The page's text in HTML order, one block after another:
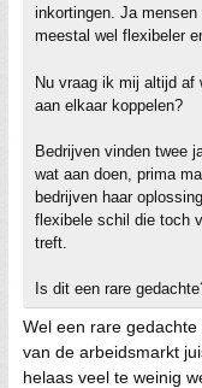
inkortingen. Ja
meestal wel flexibeler
Nu vraag ik mij altijd af
aan elkaar koppelen?
Bedrijven vinden twee
wat aan doen, prima
bedrijven haar
flexibele schil die toch
treft.
Is dit een rare
Wel een rare
van de arbeidsmarkt
helaas veel te weinig